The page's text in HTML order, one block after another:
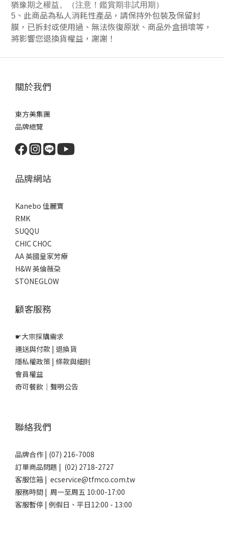
猶豫期之權益。（注意！鑑賞期非試用期）
5 、此商品為私人消耗性產品，請保持外包裝及保留封
膜，已拆封或使用過、無法恢復原狀、商品外盒損壞等，
將影響您退換貨權益，謝謝！
關於我們
東方美集團
品牌總覽
品牌網站
Kanebo 佳麗寶
RMK
SUQQU
CHIC CHOC
AA 英國皇家芳療
H&W 英倫薇朶
STONEGLOW
顧客服務
☛大宗採購需求
運送與付款 | 退換貨
隱私權政策 | 條款與細則
會員權益
奇可餐飲｜聲明公告
聯絡我們
品牌合作 | (07) 216-7008
訂單商品問題 | (02) 2718-2727
客服信箱 | ecservice@tfmco.com.tw
服務時間 | 周一至周五 10:00-17:00
客服暫停 | 例假日、平日12:00 - 13:00